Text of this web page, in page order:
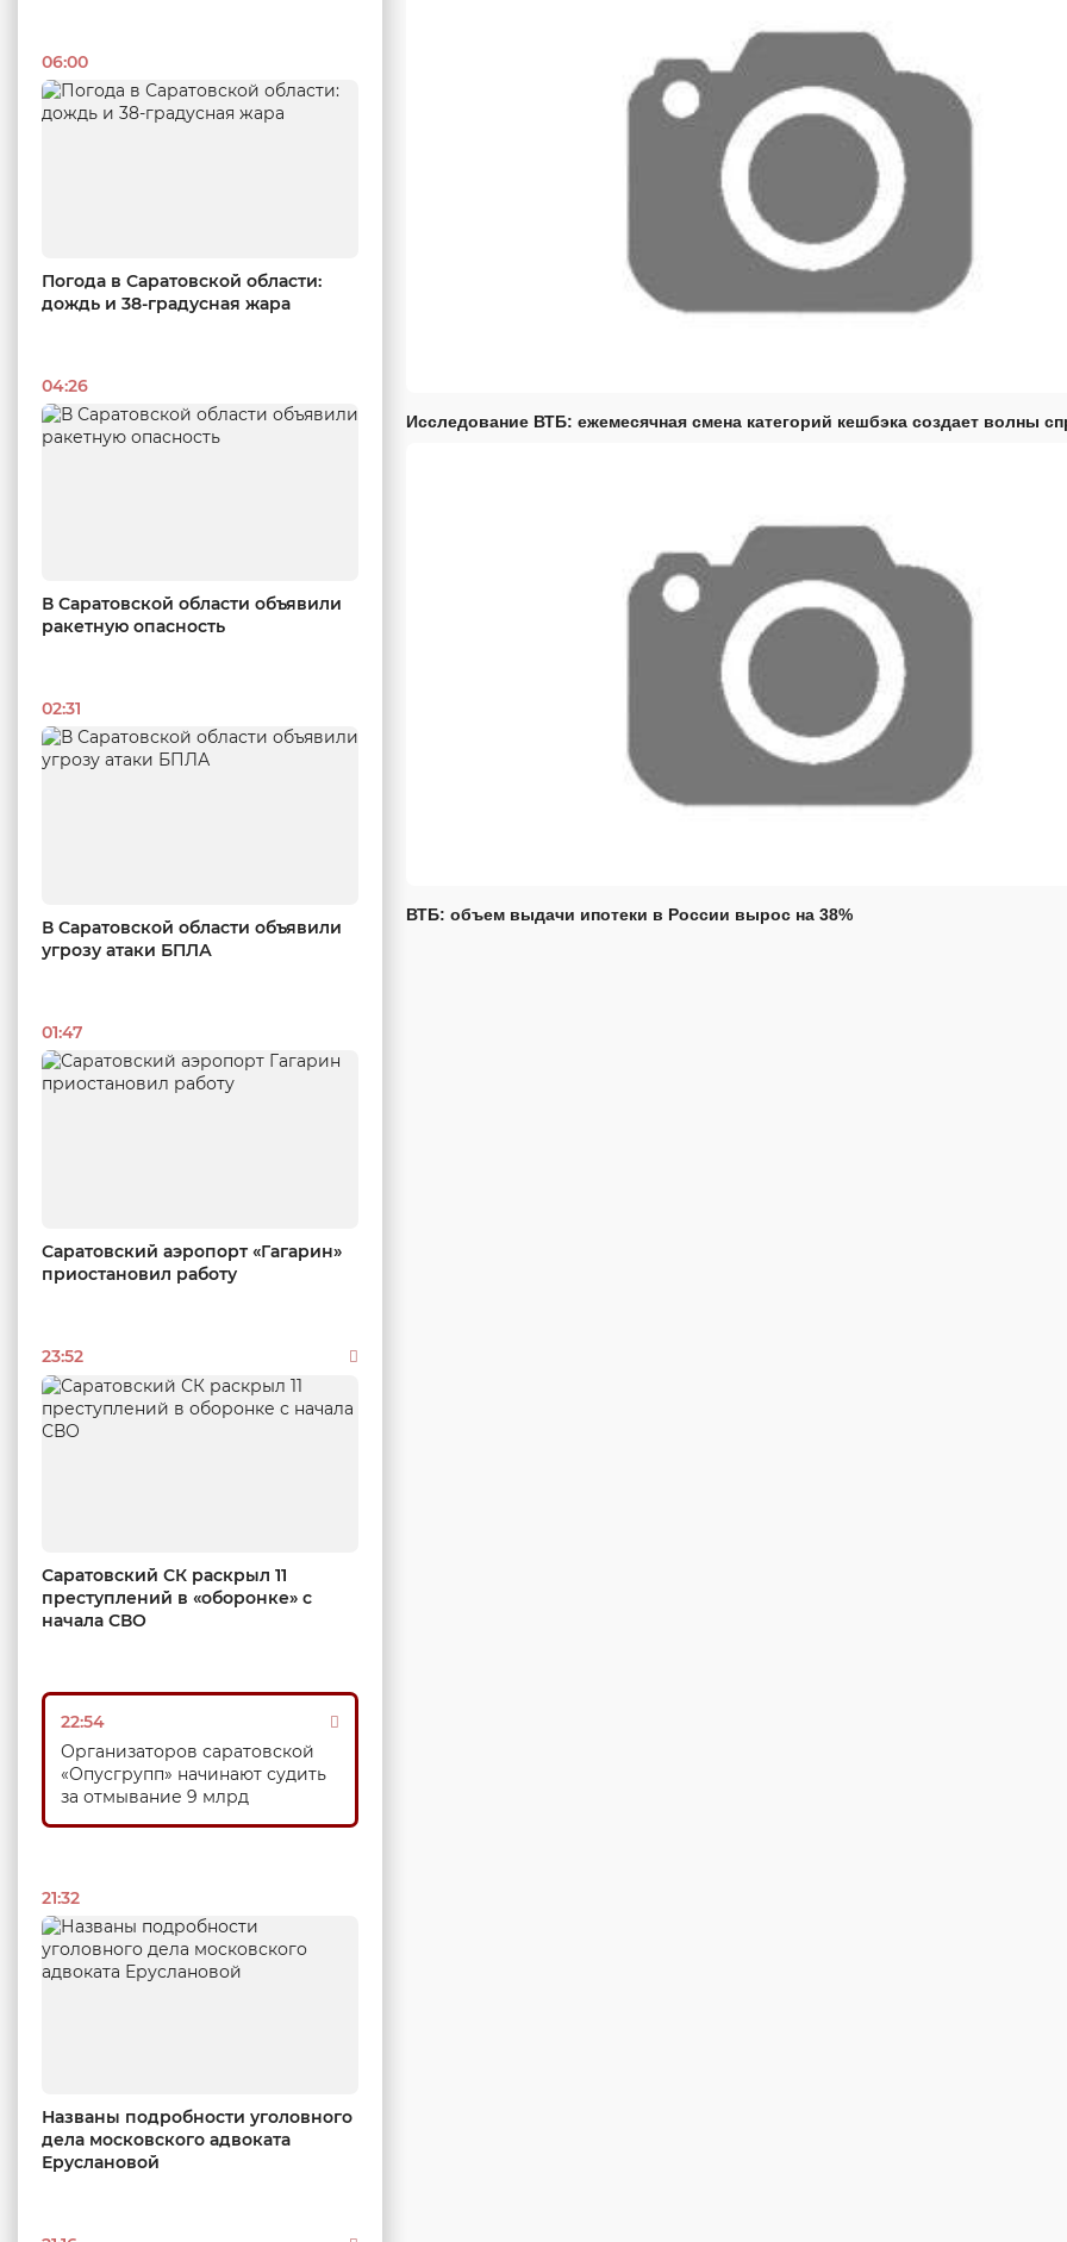
06:00
Погода в Саратовской области:
дождь и 38-градусная жара
04:26
В Саратовской области объявили
ракетную опасность
02:31
В Саратовской области объявили
угрозу атаки БПЛА
01:47
Саратовский аэропорт «Гагарин»
приостановил работу
23:52
Саратовский СК раскрыл 11
преступлений в «оборонке» с
начала СВО
22:54
Организаторов саратовской
«Опусгрупп» начинают судить
за отмывание 9 млрд
21:32
Названы подробности уголовного
дела московского адвоката
Еруслановой
Исследование ВТБ: ежемесячная смена категорий кешбэка создает волны
ВТБ: объем выдачи ипотеки в России вырос на 38%